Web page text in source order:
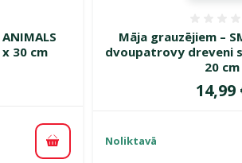
30 cm
Pievienot grozam
Māja grauzējiem –
dvoupatrovy dreveni
20 cm
Cena
14,99
Noliktavā